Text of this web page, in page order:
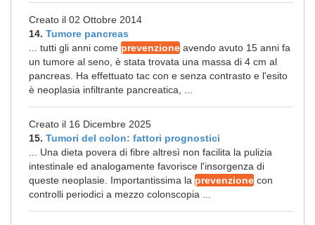
Creato il 02 Ottobre 2014
14. Tumore pancreas
... tutti gli anni come prevenzione avendo avuto 15 anni fa
un tumore al seno, è stata trovata una massa di 4 cm al
pancreas. Ha effettuato tac con e senza contrasto e l'esito
è neoplasia infiltrante pancreatica, ...
Creato il 16 Dicembre 2025
15. Tumori del colon: fattori prognostici
... Una dieta povera di fibre altresì non facilita la pulizia
intestinale ed analogamente favorisce l'insorgenza di
queste neoplasie. Importantissima la prevenzione con
controlli periodici a mezzo colonscopia ...